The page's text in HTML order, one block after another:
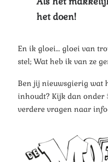
het doen!
En ik gloei… gloei van
stel; Wat heb ik van ze
Ben jij nieuwsgierig wat
inhoudt? Kijk dan onder
verdere vragen naar